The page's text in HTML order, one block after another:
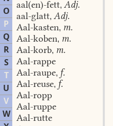
O
P
Q
R
S
T
U
V
W
aal(en)-fett, Adj.
aal-glatt, Adj.
Aal-kasten, m.
Aal-koben, m.
Aal-korb, m.
Aal-rappe
Aal-raupe, f.
Aal-reuse, f.
Aal-ropp
Aal-ruppe
Aal-rutte